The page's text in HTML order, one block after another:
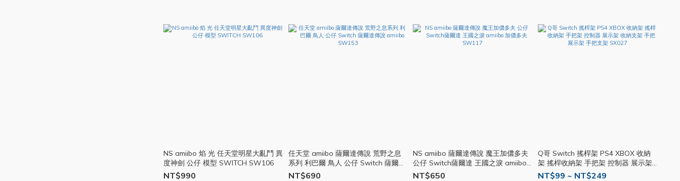
NS amiibo 焰 光 任天堂明星大亂鬥 異
度神劍 公仔 模型 SWITCH SW106
NT$990
任天堂 amiibo 薩爾達傳說 荒野之息
系列 利巴爾 鳥人 公仔 Switch 薩爾達
傳說 amiibo SW153
NT$690
NS amiibo 薩爾達傳說 魔王加儂多夫
公仔 Switch薩爾達 王國之淚 amiibo
加儂多夫 SW117
NT$650
Q哥 Switch 搖桿架 PS4 XBOX 收納
架 搖桿收納架 手把架 控制器 展示架
收納支架 手把展示架 手把支架 SX027
NT$99 ~ NT$249